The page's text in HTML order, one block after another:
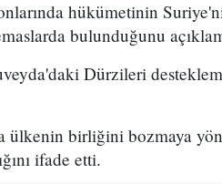
hükümetinin
bulunduğunu
Dürzileri
ülkenin birliğini bozmaya
ifade etti.